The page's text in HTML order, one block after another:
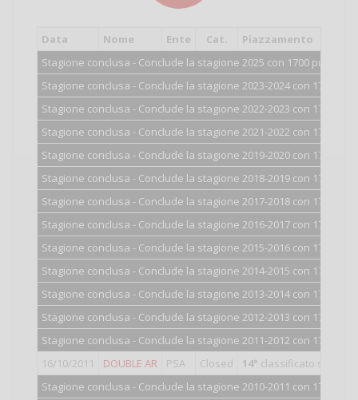
Data Nome Ente Cat.
Piazzamento
Stagione conclusa - Conclude la stagione 2025 con 1700 punti.
Stagione conclusa - Conclude la stagione 2023-2024 con 1700
Stagione conclusa - Conclude la stagione 2022-2023 con 1700
Stagione conclusa - Conclude la stagione 2021-2022 con 1700
Stagione conclusa - Conclude la stagione 2019-2020 con 1700
Stagione conclusa - Conclude la stagione 2018-2019 con 1700
Stagione conclusa - Conclude la stagione 2017-2018 con 1700
Stagione conclusa - Conclude la stagione 2016-2017 con 1700
Stagione conclusa - Conclude la stagione 2015-2016 con 1700
Stagione conclusa - Conclude la stagione 2014-2015 con 1700
Stagione conclusa - Conclude la stagione 2013-2014 con 1700
Stagione conclusa - Conclude la stagione 2012-2013 con 1701
Stagione conclusa - Conclude la stagione 2011-2012 con 1705
16/10/2011
DOUBLE AR PSA Closed 14° classificato su 26
Stagione conclusa - Conclude la stagione 2010-2011 con 1709